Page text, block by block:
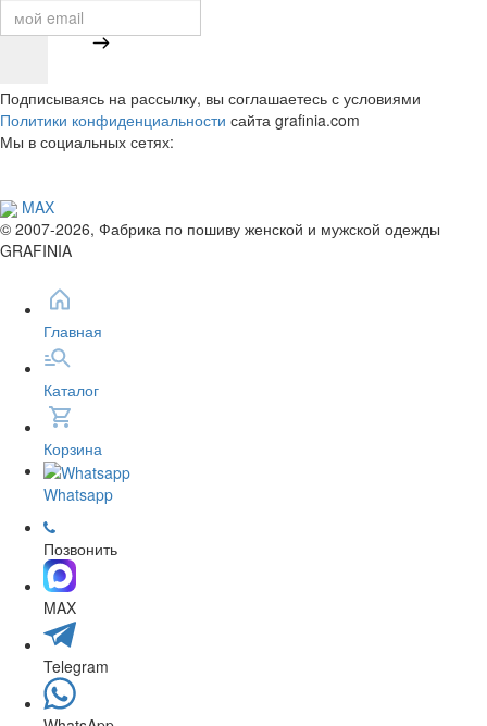
Подписываясь на рассылку, вы соглашаетесь с условиями
Политики конфиденциальности сайта grafinia.com
Мы в социальных сетях:
MAX
© 2007-2026, Фабрика по пошиву женской и мужской одежды
GRAFINIA
Главная
Каталог
Корзина
Whatsapp
Позвонить
MAX
Telegram